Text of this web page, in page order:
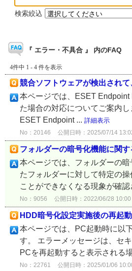
検索絞込
『 エラー・不具合 』 内のFAQ
4件中 1 - 4 件を表示
競合ソフトウェアが検出され
本ページでは、ESET
た場合の対応についてご案内
ESET Endpoint ... 詳細表示
No：20146 公開日時：2025/07/14
フォルダーの暗号化機能に関
本ページでは、フォルダーの
たフォルダーに対して特定の
ことができなくなる現象が確
No：9056 公開日時：2022/06/28 10:00
HDD暗号化設定実施後の再起
本ページでは、PC起動時に以
す。 エラーメッセージは、セ
PCを再起動すると表示される
No：22761 公開日時：2025/01/06